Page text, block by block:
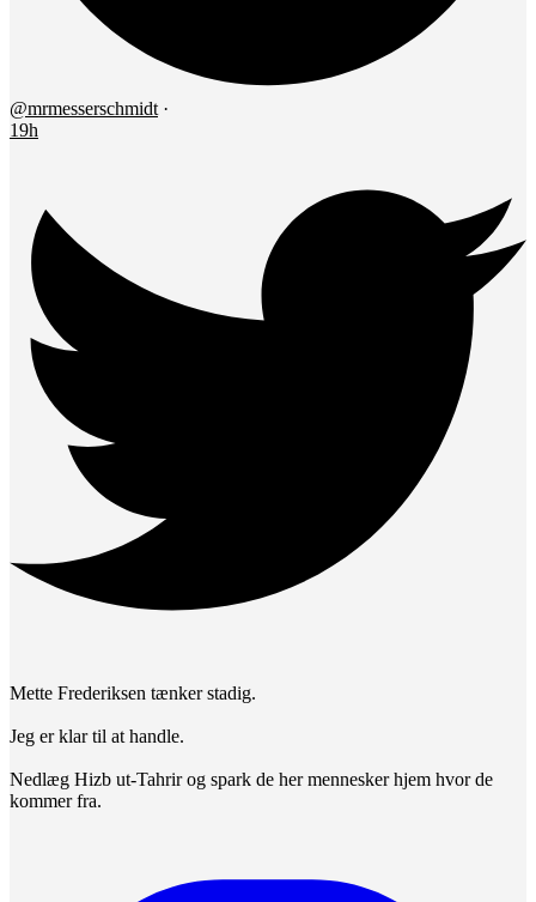
@mrmesserschmidt ·
19h
Mette Frederiksen tænker stadig.
Jeg er klar til at handle.
Nedlæg Hizb ut-Tahrir og spark de her mennesker hjem hvor de
kommer fra.